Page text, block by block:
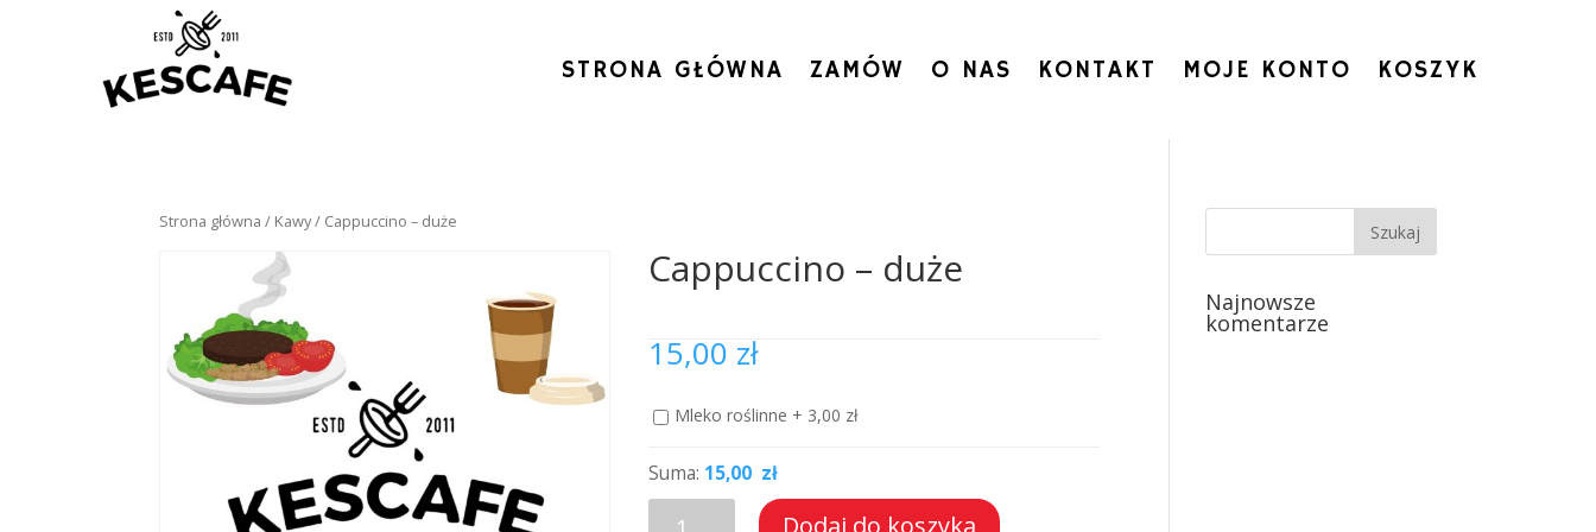
STRONA GŁÓWNA ZAMÓW O NAS KONTAKT MOJE KONTO KOSZYK
Strona główna / Kawy/ Cappuccino – duże
Cappuccino – duże
15,00 zł
Mleko roślinne + 3,00 zł
Suma: 15,00 zł
Dodaj do koszyka
Najnowsze
komentarze